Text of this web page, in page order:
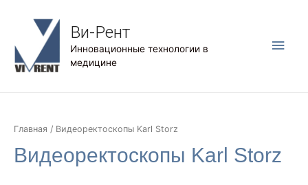
Ви-Рент
Инновационные технологии в
медицине
Главная / Видеоректоскопы Karl Storz
Видеоректоскопы Karl Storz